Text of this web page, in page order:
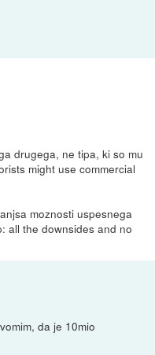
drugega, ne tipa, ki so mu
might use commercial
moznosti uspesnega
all the downsides and no
da je 10mio